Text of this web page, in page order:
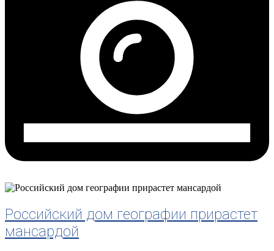
Российский дом географии прирастет
мансардой